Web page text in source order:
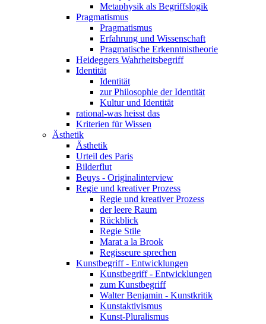
Metaphysik als Begriffslogik
Pragmatismus
Pragmatismus
Erfahrung und Wissenschaft
Pragmatische Erkenntnistheorie
Heideggers Wahrheitsbegriff
Identität
Identität
zur Philosophie der Identität
Kultur und Identität
rational-was heisst das
Kriterien für Wissen
Ästhetik
Ästhetik
Urteil des Paris
Bilderflut
Beuys - Originalinterview
Regie und kreativer Prozess
Regie und kreativer Prozess
der leere Raum
Rückblick
Regie Stile
Marat a la Brook
Regisseure sprechen
Kunstbegriff - Entwicklungen
Kunstbegriff - Entwicklungen
zum Kunstbegriff
Walter Benjamin - Kunstkritik
Kunstaktivismus
Kunst-Pluralismus